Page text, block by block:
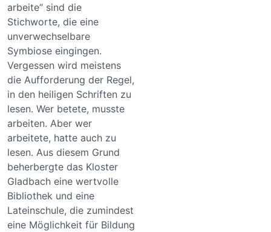
arbeite“ sind die
Stichworte, die eine
unverwechselbare
Symbiose eingingen.
Vergessen wird meistens
die Aufforderung der Regel,
in den heiligen Schriften zu
lesen. Wer betete, musste
arbeiten. Aber wer
arbeitete, hatte auch zu
lesen. Aus diesem Grund
beherbergte das Kloster
Gladbach eine wertvolle
Bibliothek und eine
Lateinschule, die zumindest
eine Möglichkeit für Bildung